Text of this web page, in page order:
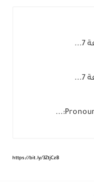
https://bit.ly/3ZtjCzB